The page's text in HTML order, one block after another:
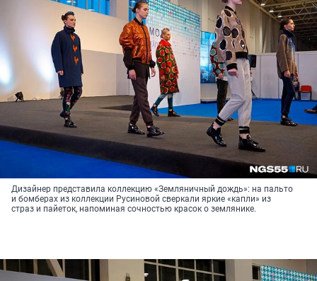
Дизайнер представила коллекцию «Земляничный дождь»: на пальто
и бомберах из коллекции Русиновой сверкали яркие «капли» из
страз и пайеток, напоминая сочностью красок о землянике.